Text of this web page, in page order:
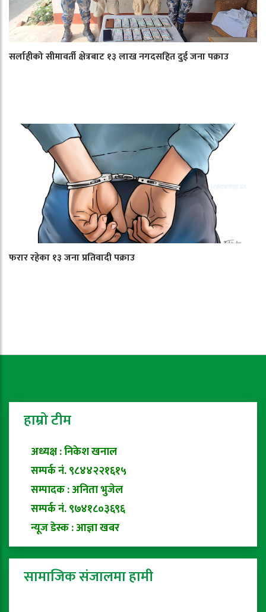
सर्लाहीको सीमावर्ती क्षेत्रबाट १३ लाख नगदसहित दुई जना पक्राउ
फरार रहेका १३ जना प्रतिवादी पक्राउ
हाम्रो टीम
अध्यक्ष : निकेश खनाल
सम्पर्क नं. ९८४४२२१६१५
सम्पादक : अनिता भुजेल
सम्पर्क नं. ९७४१८०३६९६
न्यूज डेस्क : आज्ञा खबर
सामाजिक संजालमा हामी